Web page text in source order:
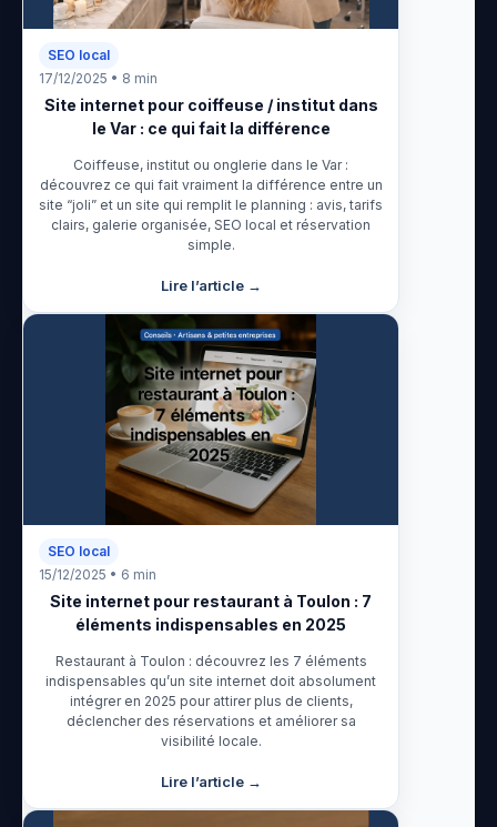
SEO local
17/12/2025 • 8 min
Site internet pour coiffeuse / institut dans
le Var : ce qui fait la différence
Coiffeuse, institut ou onglerie dans le Var :
découvrez ce qui fait vraiment la différence entre un
site “joli” et un site qui remplit le planning : avis, tarifs
clairs, galerie organisée, SEO local et réservation
simple.
Lire l’article →
SEO local
15/12/2025 • 6 min
Site internet pour restaurant à Toulon : 7
éléments indispensables en 2025
Restaurant à Toulon : découvrez les 7 éléments
indispensables qu’un site internet doit absolument
intégrer en 2025 pour attirer plus de clients,
déclencher des réservations et améliorer sa
visibilité locale.
Lire l’article →